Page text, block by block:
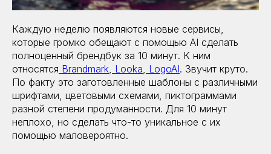
Каждую неделю появляются новые сервисы,
которые громко обещают с помощью AI сделать
полноценный брендбук за 10 минут. К ним
относятся Brandmark, Looka, LogoAI. Звучит круто.
По факту это заготовленные шаблоны с различными
шрифтами, цветовыми схемами, пиктограммами
разной степени продуманности. Для 10 минут
неплохо, но сделать что-то уникальное с их
помощью маловероятно.